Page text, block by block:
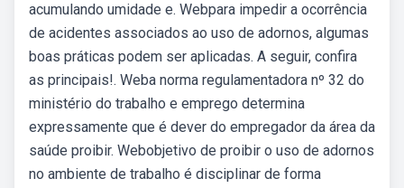
acumulando umidade e. Webpara impedir a ocorrência
de acidentes associados ao uso de adornos, algumas
boas práticas podem ser aplicadas. A seguir, confira
as principais!. Weba norma regulamentadora nº 32 do
ministério do trabalho e emprego determina
expressamente que é dever do empregador da área da
saúde proibir. Webobjetivo de proibir o uso de adornos
no ambiente de trabalho é disciplinar de forma